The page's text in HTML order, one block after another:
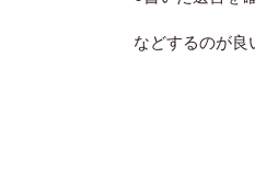
などするのが良